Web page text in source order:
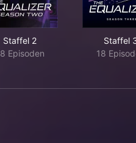
Staffel 2
Episoden
Staffel
18